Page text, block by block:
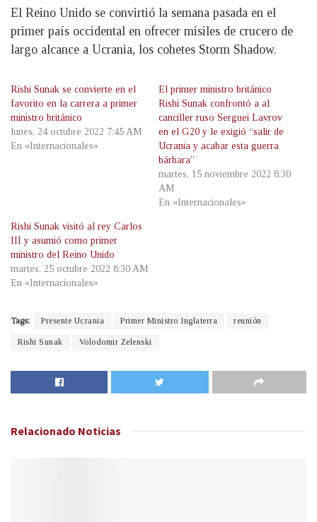
El Reino Unido se convirtió la semana pasada en el
primer país occidental en ofrecer misiles de crucero de
largo alcance a Ucrania, los cohetes Storm Shadow.
Rishi Sunak se convierte en el
favorito en la carrera a primer
ministro británico
lunes, 24 octubre 2022 7:45 AM
En «Internacionales»
El primer ministro británico
Rishi Sunak confrontó a al
canciller ruso Serguei Lavrov
en el G20 y le exigió “salir de
Ucrania y acabar esta guerra
bárbara”
martes, 15 noviembre 2022 8:30
AM
En «Internacionales»
Rishi Sunak visitó al rey Carlos
III y asumió como primer
ministro del Reino Unido
martes, 25 octubre 2022 8:30 AM
En «Internacionales»
Tags: Presente Ucrania Primer Ministro Inglaterra reunión
Rishi Sunak Volodomir Zelenski
Relacionado Noticias